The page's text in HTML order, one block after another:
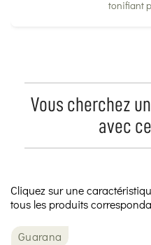
tonifiant
Vous cherchez
avec
Cliquez sur une
tous les produits
Guarana